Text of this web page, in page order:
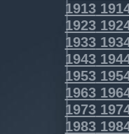
1913
1923
1933
1943
1953
1963
1973
1983